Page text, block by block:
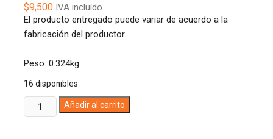
$9,500IVA incluído
El producto entregado puede variar de acuerdo a la
fabricación del productor.
Peso: 0.324kg
16 disponibles
CINTA
SEÑALIZACION
Añadir al carrito